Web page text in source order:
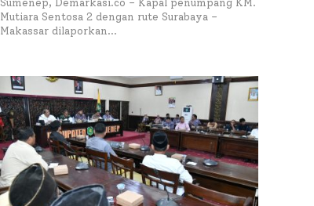
Sumenep, Demarkasi.co – Kapal penumpang KM.
Mutiara Sentosa 2 dengan rute Surabaya –
Makassar dilaporkan…